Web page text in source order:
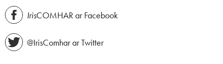
IrisCOMHAR ar Facebook
@IrisComhar ar Twitter